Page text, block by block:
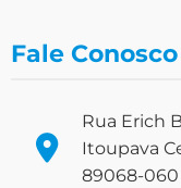
Fale Conosco
Rua Erich
Itoupava
89068-060